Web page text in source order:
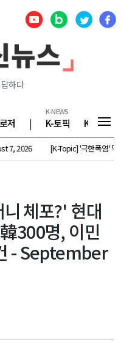
하다
저 |
K-NEWS
K-토픽 K-기업
[K-Topic] '극한폭염' 막바지 기
체포?' 현대
300명, 이민
- September